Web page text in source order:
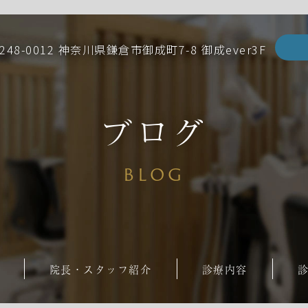
0012 神奈川県鎌倉市御成町7-8 御成ever3F
ブログ
BLOG
院長・スタッフ紹介 診療内容